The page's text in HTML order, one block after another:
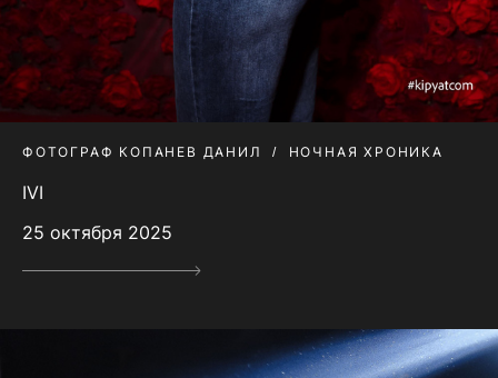
ФОТОГРАФ КОПАНЕВ ДАНИЛ НОЧНАЯ ХРОНИКА
IVI
25 октября 2025